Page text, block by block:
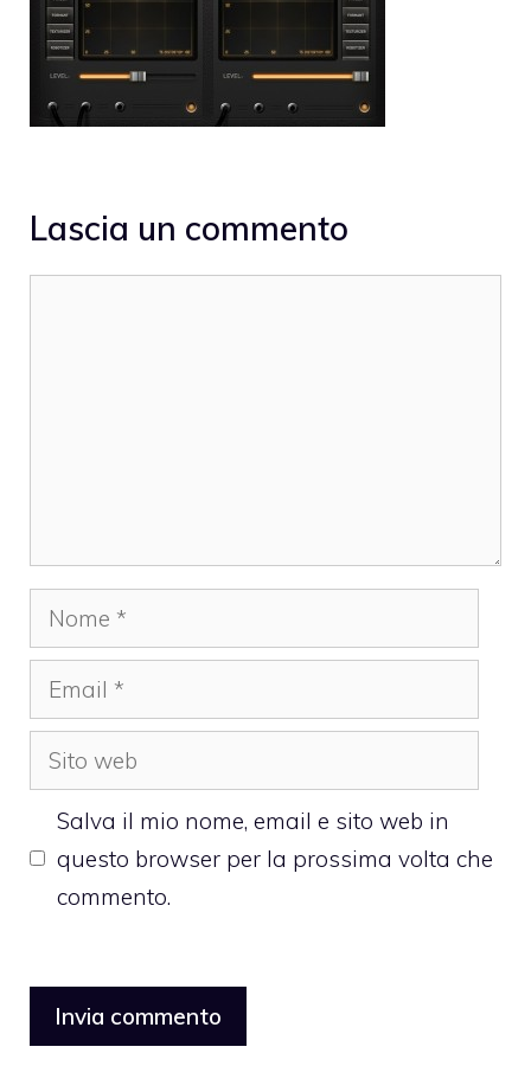
Lascia un commento
Nome
Email
Sito
web
Salva il mio nome, email e sito web in
questo browser per la prossima volta che
commento.